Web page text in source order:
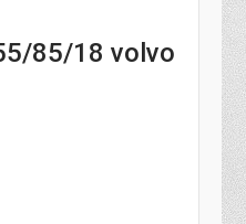
85/18 volvo